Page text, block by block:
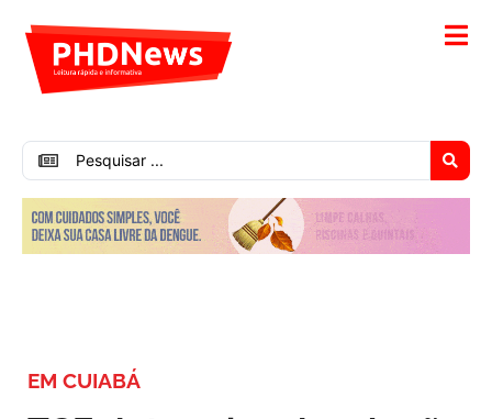
EM CUIABÁ